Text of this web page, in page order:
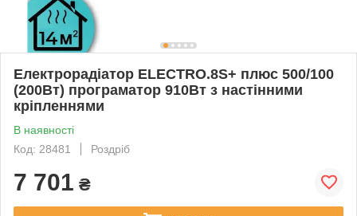
Електрорадіатор ELECTRO.8S+ плюс 500/100
(200Вт) програматор 910Вт з настінними
кріпленнями
В наявності
Код: 28481
Роздріб
7 701 ₴